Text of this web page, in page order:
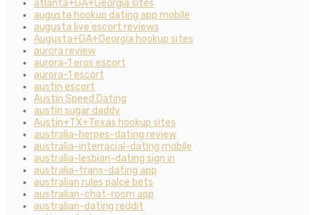
atlanta+GA+Georgia sites
augusta hookup dating app mobile
augusta live escort reviews
Augusta+GA+Georgia hookup sites
aurora review
aurora-1 eros escort
aurora-1 escort
austin escort
Austin Speed Dating
austin sugar daddy
Austin+TX+Texas hookup sites
australia-herpes-dating review
australia-interracial-dating mobile
australia-lesbian-dating sign in
australia-trans-dating app
australian rules palce bets
australian-chat-room app
australian-dating reddit